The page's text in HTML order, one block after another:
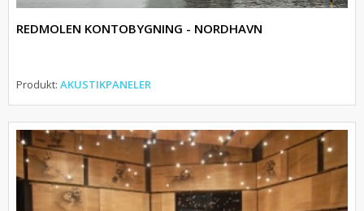
REDMOLEN KONTOBYGNING - NORDHAVN
Produkt: AKUSTIKPANELER